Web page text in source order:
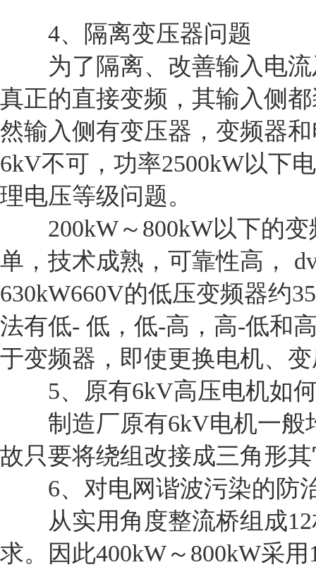
4、隔离变压器问题
为了隔离、改善输入电流
真正的直接变频，其输入侧
然输入侧有变压器，变频器
6kV不可，功率2500kW以下
理电压等级问题。
200kW～800kW以下的变
单，技术成熟，可靠性高，
630kW660V的低压变频器约
法有低- 低，低-高，高-低和
于变频器，即使更换电机、
5、原有6kV高压电机如何
制造厂原有6kV电机一般
故只要将绕组改接成三角形
6、对电网谐波污染的防
从实用角度整流桥组成12
求。因此400kW～800kW采